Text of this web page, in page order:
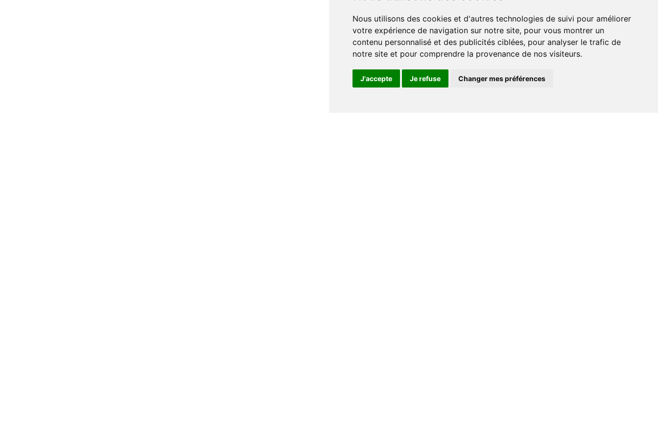
Nous utilisons des cookies et d'autres technologies de suivi pour améliorer
votre expérience de navigation sur notre site, pour vous montrer un
contenu personnalisé et des publicités ciblées, pour analyser le trafic de
notre site et pour comprendre la provenance de nos visiteurs.
J'accepte Je refuse Changer mes préférences